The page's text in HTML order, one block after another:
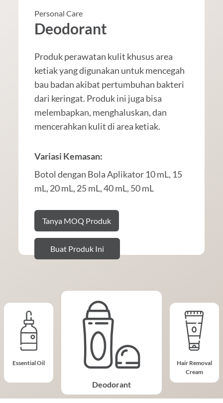
Personal Care
Deodorant
Produk perawatan kulit khusus area
ketiak yang digunakan untuk mencegah
bau badan akibat pertumbuhan bakteri
dari keringat. Produk ini juga bisa
melembapkan, menghaluskan, dan
mencerahkan kulit di area ketiak.
Variasi Kemasan:
Botol dengan Bola Aplikator 10 mL, 15
mL, 20 mL, 25 mL, 40 mL, 50 mL
Tanya MOQ Produk
Buat Produk Ini
Essential Oil
Deodorant
Hair Removal
Cream